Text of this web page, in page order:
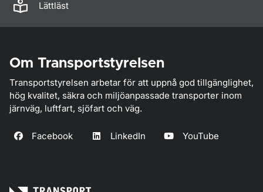
Lättläst
Om Transportstyrelsen
Transportstyrelsen arbetar för att uppnå god tillgänglighet,
hög kvalitet, säkra och miljöanpassade transporter inom
järnväg, luftfart, sjöfart och väg.
Facebook LinkedIn YouTube